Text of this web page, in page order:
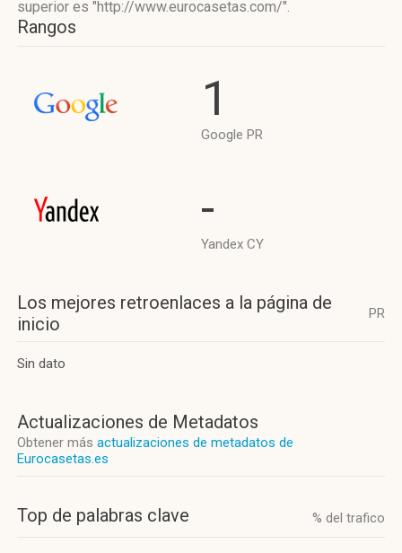
superior es "http://www.eurocasetas.com/".
Rangos
1
Google PR
-
Yandex CY
Los mejores retroenlaces a la página de
inicio
PR
Sin dato
Actualizaciones de Metadatos
Obtener más actualizaciones de metadatos de
Eurocasetas.es
Top de palabras clave % del trafico